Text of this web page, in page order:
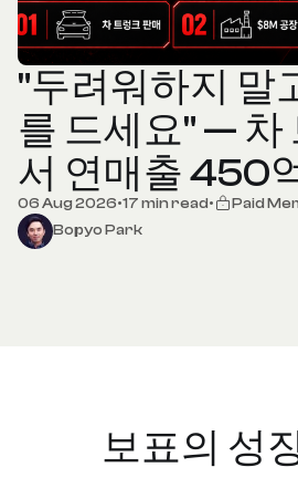
"두려워하지 말
를 드세요" — 차
서 연매출 450
06 Aug 2026•17 min read•
Paid
Bopyo Park
보표의 성